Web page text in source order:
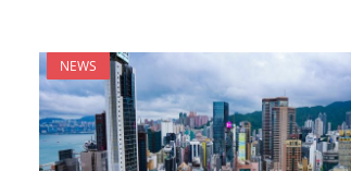
NEWS